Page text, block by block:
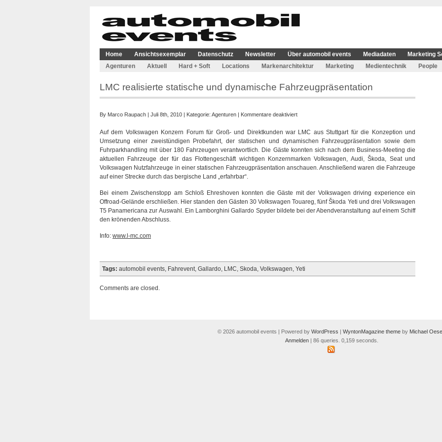
Home Ansichtsexemplar Datenschutz Newsletter Über automobil events Mediadaten
Marketing
Agenturen
Aktuell Hard + Soft Locations Markenarchitektur Marketing Medientechnik People
LMC realisierte statische und dynamische Fahrzeugpräsentation
By Marco Raupach | Juli 8th, 2010 | Kategorie: Agenturen | Kommentare deaktiviertfür
realisierte
statische
und
dynamische
Fahrzeugpräsentation
Auf dem Volkswagen Konzern Forum für Groß- und Direktkunden war LMC aus Stuttgart für die Konzeption und
Umsetzung einer zweistündigen Probefahrt, der statischen und dynamischen Fahrzeugpräsentation sowie dem
Fuhrparkhandling mit über 180 Fahrzeugen verantwortlich. Die Gäste konnten sich nach dem Business-Meeting die
aktuellen Fahrzeuge der für das Flottengeschäft wichtigen Konzernmarken Volkswagen, Audi, Škoda, Seat und
Volkswagen Nutzfahrzeuge in einer statischen Fahrzeugpräsentation anschauen. Anschließend waren die Fahrzeuge
auf einer Strecke durch das bergische Land „erfahrbar“.
Bei einem Zwischenstopp am Schloß Ehreshoven konnten die Gäste mit der Volkswagen driving experience ein
Offroad-Gelände erschließen. Hier standen den Gästen 30 Volkswagen Touareg, fünf Škoda Yeti und drei Volkswagen
T5 Panamericana zur Auswahl. Ein Lamborghini Gallardo Spyder bildete bei der Abendveranstaltung auf einem Schiff
den krönenden Abschluss.
Info: www.l-mc.com
Tags: automobil events, Fahrevent, Gallardo, LMC, Skoda, Volkswagen, Yeti
Comments are closed.
© 2026 automobil events | Powered by WordPress | WyntonMagazine theme by Michael
Anmelden| 86 queries. 0,159 seconds.